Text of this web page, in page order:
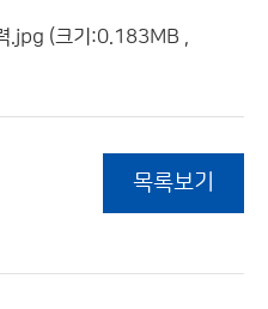
.jpg (크기:0.183MB ,
목록보기